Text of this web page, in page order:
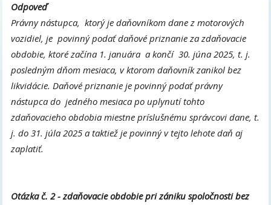
Odpoveď
Právny nástupca, ktorý je daňovníkom dane z motorových
vozidiel, je povinný podať daňové priznanie za zdaňovacie
obdobie, ktoré začína 1. januára a končí 30. júna 2025, t. j.
posledným dňom mesiaca, v ktorom daňovník zanikol bez
likvidácie. Daňové priznanie je povinný podať právny
nástupca do jedného mesiaca po uplynutí tohto
zdaňovacieho obdobia miestne príslušnému správcovi dane, t.
j. do 31. júla 2025 a taktiež je povinný v tejto lehote daň aj
zaplatiť.
Otázka č. 2 - zdaňovacie obdobie pri zániku spoločnosti bez